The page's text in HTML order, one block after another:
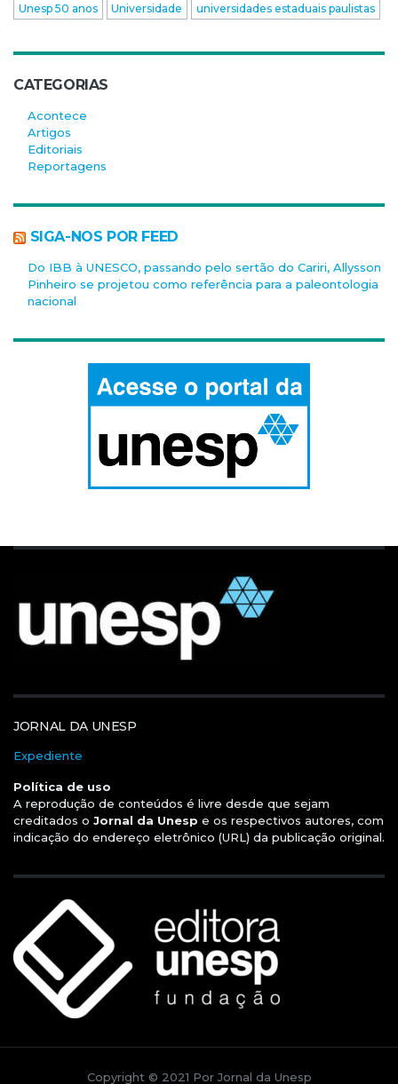
Unesp 50 anos
Universidade universidades estaduais paulistas
CATEGORIAS
Acontece
Artigos
Editoriais
Reportagens
SIGA-NOS POR FEED
Do IBB à UNESCO, passando pelo sertão do Cariri, Allysson
Pinheiro se projetou como referência para a paleontologia
nacional
JORNAL DA UNESP
Expediente
Política de uso
A reprodução de conteúdos é livre desde que sejam
creditados o Jornal da Unesp e os respectivos autores, com
indicação do endereço eletrônico (URL) da publicação original.
Copyright © 2021 Por Jornal da Unesp